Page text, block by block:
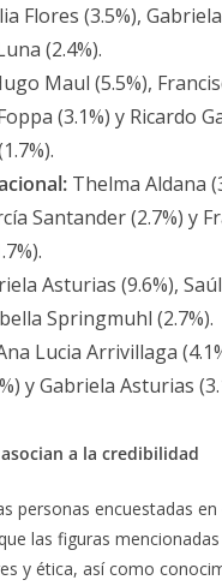
Flores (3.5%),
(2.4%).
Maul (5.5%),
(3.1%) y Ricardo
Thelma Aldana
Santander (2.7%) y
Asturias (9.6%),
Springmuhl (2.7%).
Lucia Arrivillaga
y Gabriela Asturias
a la credibilidad
personas encuestadas en
las figuras mencionadas
y ética, así como